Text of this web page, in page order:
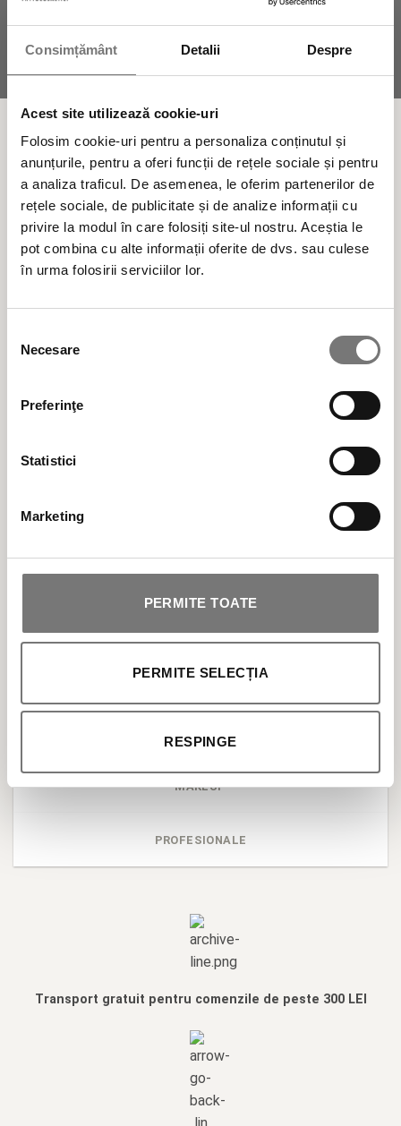
Consimțământ Detalii Despre
Acest site utilizează cookie-uri
Folosim cookie-uri pentru a personaliza conținutul și
anunțurile, pentru a oferi funcții de rețele sociale și pentru
a analiza traficul. De asemenea, le oferim partenerilor de
rețele sociale, de publicitate și de analize informații cu
privire la modul în care folosiți site-ul nostru. Aceștia le
pot combina cu alte informații oferite de dvs. sau culese
în urma folosirii serviciilor lor.
consimțământului
Necesare
Preferinţe
Statistici
Marketing
PERMITE TOATE
PERMITE SELECȚIA
RESPINGE
Fitocosmetice Naturale 100% fabricate în
Italia
Din 1975 credem în valoarea adăugată a
frumuseții care se bazează pe ingrediente
active naturale.
testate clinic și dermatologic, formulate cu
responsabilitate pentru mediu, din surse
Cele mai populare categorii de produse cosmetice
BESTSELLER
ÎNGRIJIRE CORP
MAKEUP
PROFESIONALE
Transport gratuit pentru comenzile de peste 300 LEI